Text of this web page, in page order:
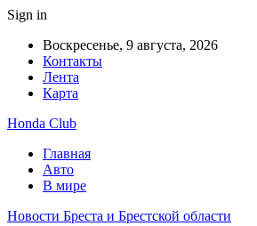
Sign in
Воскресенье, 9 августа, 2026
Контакты
Лента
Карта
Honda Club
Главная
Авто
В мире
Новости Бреста и Брестской области